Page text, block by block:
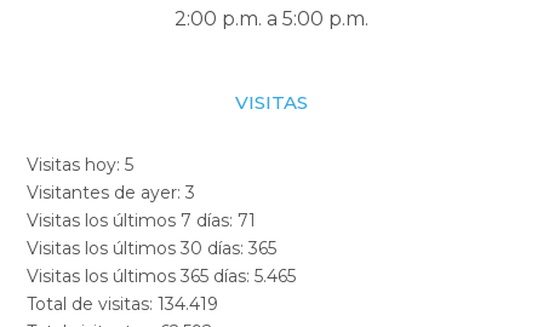
2:00 p.m. a 5:00 p.m.
VISITAS
Visitas hoy:5
Visitantes de ayer:3
Visitas los últimos 7 días: 71
Visitas los últimos 30 días:365
Visitas los últimos 365 días:5.465
Total de visitas:134.419